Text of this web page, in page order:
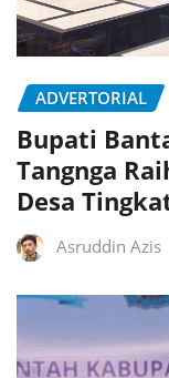
ADVERTORIAL
Bupati
Tangnga
Desa
Asruddin Azis